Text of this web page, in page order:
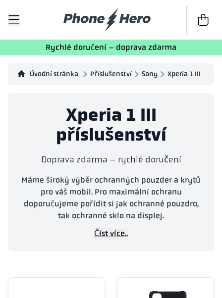
K
Rychlé doručení – doprava zdarma
Úvodní stránka Příslušenství Sony Xperia 1 III
Xperia 1 III
příslušenství
Doprava zdarma – rychlé doručení
Máme široký výběr ochranných pouzder a krytů
pro váš mobil. Pro maximální ochranu
doporučujeme pořídit si jak ochranné pouzdro,
tak ochranné sklo na displej.
Číst více..